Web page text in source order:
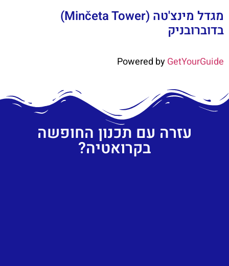
מגדל מינצ'טה (Minčeta Tower)
בדוברובניק
Powered byGetYourGuide
עזרה עם תכנון החופשה
בקרואטיה?